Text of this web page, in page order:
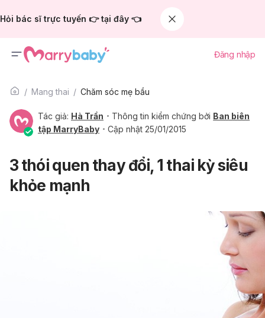
Hỏi bác sĩ trực tuyến 👉 tại đây 👈
Đăng nhập
Mang thai Chăm sóc mẹ bầu
Tác giả: Hà Trần Thông tin kiểm chứng bởi Ban biên
tập MarryBaby
Cập nhật 25/01/2015
3 thói quen thay đổi, 1 thai kỳ siêu
khỏe mạnh